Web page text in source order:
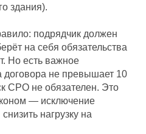
здания).
подрядчик должен
на себя обязательства
Но есть важное
договора не превышает 10
СРО не обязателен. Это
— исключение
нагрузку на